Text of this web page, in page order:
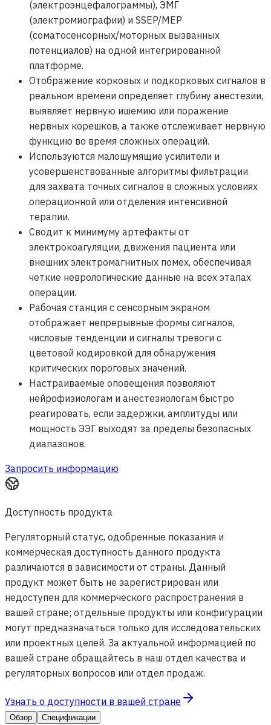
(электроэнцефалограммы), ЭМГ
(электромиографии) и SSEP/MEP
(соматосенсорных/моторных вызванных
потенциалов) на одной интегрированной
платформе.
Отображение корковых и подкорковых сигналов в
реальном времени определяет глубину анестезии,
выявляет нервную ишемию или поражение
нервных корешков, а также отслеживает нервную
функцию во время сложных операций.
Используются малошумящие усилители и
усовершенствованные алгоритмы фильтрации
для захвата точных сигналов в сложных условиях
операционной или отделения интенсивной
терапии.
Сводит к минимуму артефакты от
электрокоагуляции, движения пациента или
внешних электромагнитных помех, обеспечивая
четкие неврологические данные на всех этапах
операции.
Рабочая станция с сенсорным экраном
отображает непрерывные формы сигналов,
числовые тенденции и сигналы тревоги с
цветовой кодировкой для обнаружения
критических пороговых значений.
Настраиваемые оповещения позволяют
нейрофизиологам и анестезиологам быстро
реагировать, если задержки, амплитуды или
мощность ЭЭГ выходят за пределы безопасных
диапазонов.
Запросить информацию
Доступность продукта
Регуляторный статус, одобренные показания и
коммерческая доступность данного продукта
различаются в зависимости от страны. Данный
продукт может быть не зарегистрирован или
недоступен для коммерческого распространения в
вашей стране; отдельные продукты или конфигурации
могут предназначаться только для исследовательских
или проектных целей. За актуальной информацией по
вашей стране обращайтесь в наш отдел качества и
регуляторных вопросов или отдел продаж.
Узнать о доступности в вашей стране
Обзор Спецификации